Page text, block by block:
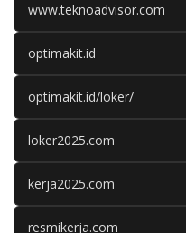
www.teknoadvisor.com
optimakit.id
optimakit.id/loker/
loker2025.com
kerja2025.com
resmikerja.com